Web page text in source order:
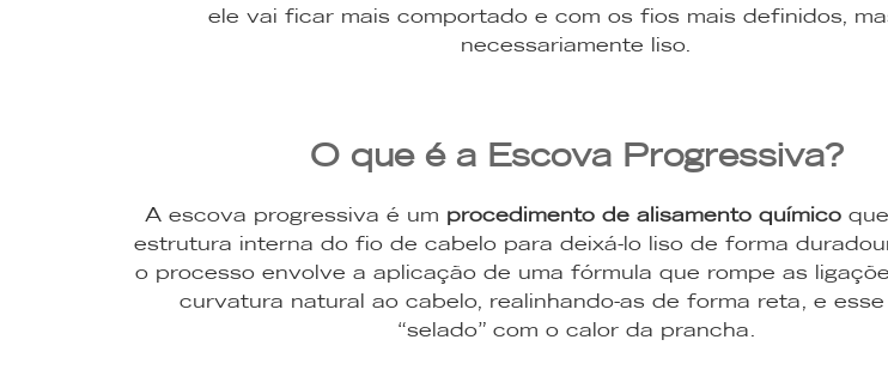
ele vai ficar mais comportado e com os fios mais definidos,
necessariamente liso.
O que é a Escova Progressiva?
A escova progressiva é um procedimento de alisamento químico
estrutura interna do fio de cabelo para deixá-lo liso de forma
o processo envolve a aplicação de uma fórmula que rompe as
curvatura natural ao cabelo, realinhando-as de forma reta, e
“selado” com o calor da prancha.